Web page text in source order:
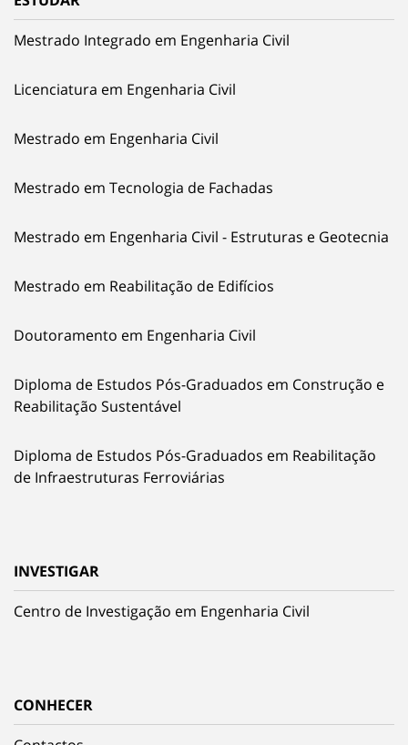
Mestrado Integrado em Engenharia Civil
Licenciatura em Engenharia Civil
Mestrado em Engenharia Civil
Mestrado em Tecnologia de Fachadas
Mestrado em Engenharia Civil - Estruturas e Geotecnia
Mestrado em Reabilitação de Edifícios
Doutoramento em Engenharia Civil
Diploma de Estudos Pós-Graduados em Construção e
Reabilitação Sustentável
Diploma de Estudos Pós-Graduados em Reabilitação
de Infraestruturas Ferroviárias
INVESTIGAR
Centro de Investigação em Engenharia Civil
CONHECER